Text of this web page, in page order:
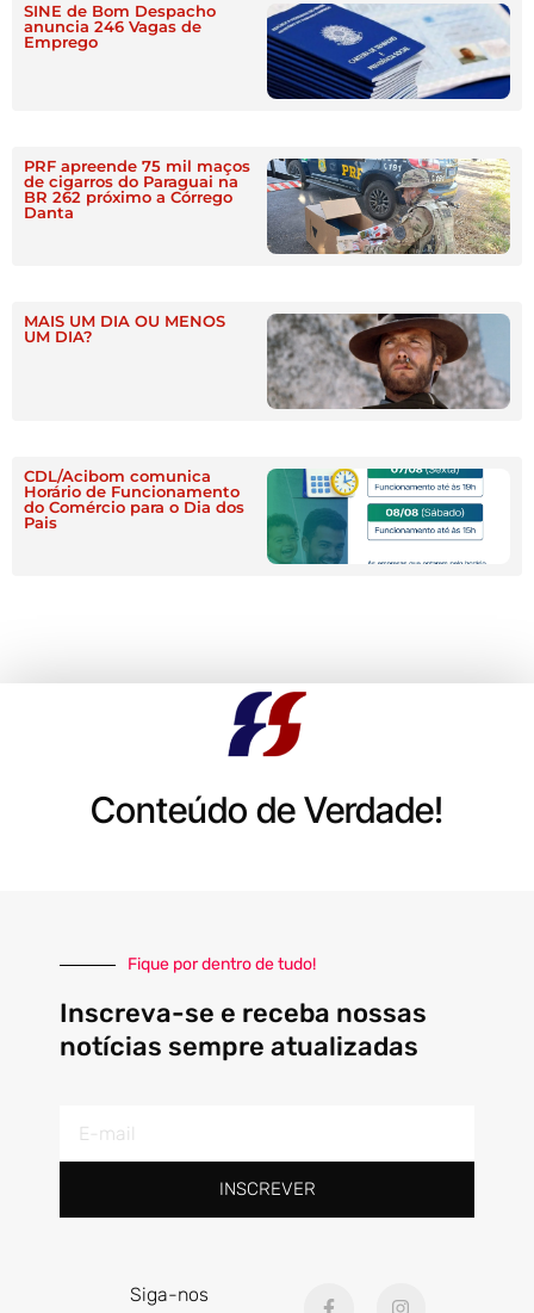
SINE de Bom Despacho
anuncia 246 Vagas de
Emprego
PRF apreende 75 mil maços
de cigarros do Paraguai na
BR 262 próximo a Córrego
Danta
MAIS UM DIA OU MENOS
UM DIA?
CDL/Acibom comunica
Horário de Funcionamento
do Comércio para o Dia dos
Pais
Conteúdo de Verdade!
Fique por dentro de tudo!
Inscreva-se e receba nossas
notícias sempre atualizadas
mail
INSCREVER
Siga-nos